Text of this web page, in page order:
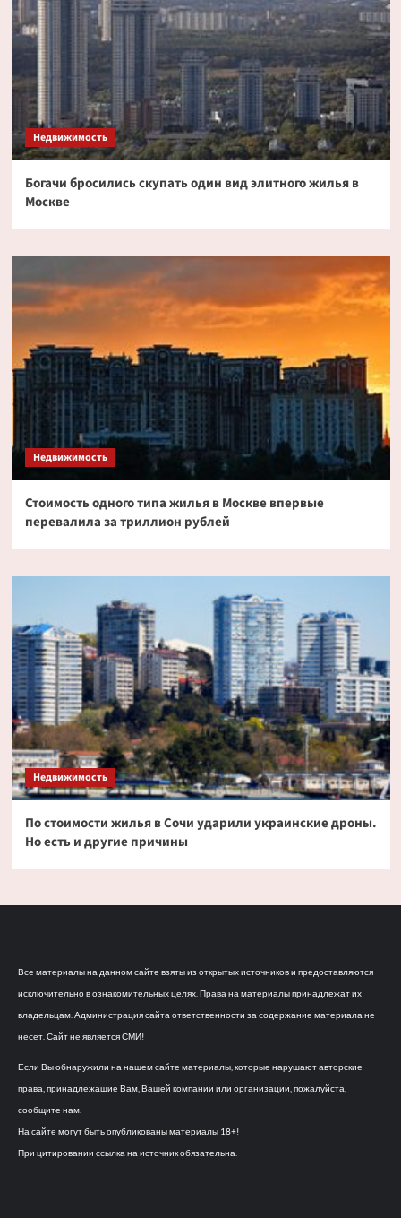
Недвижимость
Богачи бросились скупать один вид элитного жилья в
Москве
Недвижимость
Стоимость одного типа жилья в Москве впервые
перевалила за триллион рублей
Недвижимость
По стоимости жилья в Сочи ударили украинские дроны.
Но есть и другие причины
Все материалы на данном сайте взяты из открытых источников и предоставляются
исключительно в ознакомительных целях. Права на материалы принадлежат их
владельцам. Администрация сайта ответственности за содержание материала не
несет. Сайт не является СМИ!
Если Вы обнаружили на нашем сайте материалы, которые нарушают авторские
права, принадлежащие Вам, Вашей компании или организации, пожалуйста,
сообщите нам.
На сайте могут быть опубликованы материалы 18+!
При цитировании ссылка на источник обязательна.